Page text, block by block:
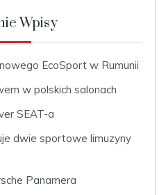
Wpisy
EcoSport w Rumunii
w polskich salonach
SEAT-a
dwie sportowe limuzyny
Panamera